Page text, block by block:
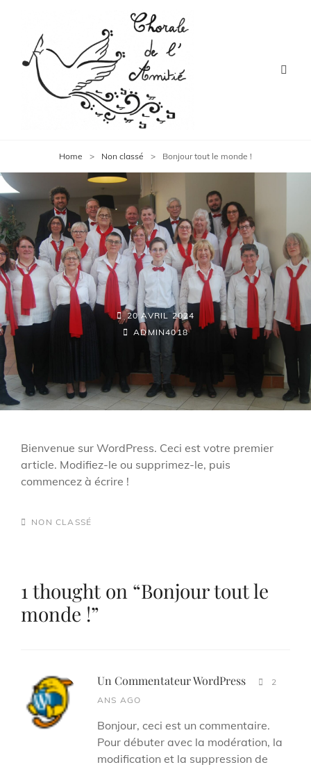
Home > Non classé > Bonjour tout le monde !
POSTED-
ON
20 AVRIL 2024
BY
BYLINE
ADMIN4018
Bienvenue sur WordPress. Ceci est votre premier
article. Modifiez-le ou supprimez-le, puis
commencez à écrire !
CATEGORIES
NON CLASSÉ
1 thought on “Bonjour tout le
monde !”
Un Commentateur WordPress says:2
ANS AGO
Bonjour, ceci est un commentaire.
Pour débuter avec la modération, la
modification et la suppression de